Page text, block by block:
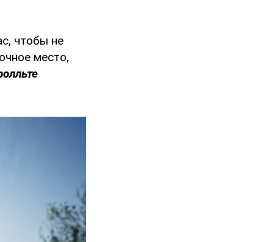
чтобы не
место,